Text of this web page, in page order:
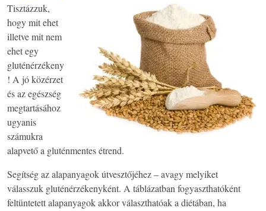
Tisztázzuk,
hogy mit ehet
illetve mit nem
ehet egy
gluténérzékeny
! A jó közérzet
és az egészség
megtartásához
ugyanis
számukra
alapvető a gluténmentes étrend.
Segítség az alapanyagok útvesztőjéhez – avagy melyiket
válasszuk gluténérzékenyként. A táblázatban fogyaszthatóként
feltüntetett alapanyagok akkor választhatóak a diétában, ha